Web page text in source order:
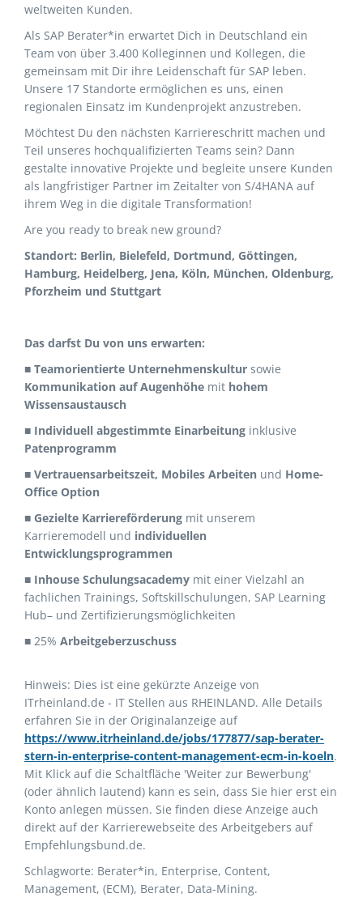
weltweiten Kunden.
Als SAP Berater*in erwartet Dich in Deutschland ein
Team von über 3.400 Kolleginnen und Kollegen, die
gemeinsam mit Dir ihre Leidenschaft für SAP leben.
Unsere 17 Standorte ermöglichen es uns, einen
regionalen Einsatz im Kundenprojekt anzustreben.
Möchtest Du den nächsten Karriereschritt machen und
Teil unseres hochqualifizierten Teams sein? Dann
gestalte innovative Projekte und begleite unsere Kunden
als langfristiger Partner im Zeitalter von S/4HANA auf
ihrem Weg in die digitale Transformation!
Are you ready to break new ground?
Standort: Berlin, Bielefeld, Dortmund, Göttingen,
Hamburg, Heidelberg, Jena, Köln, München, Oldenburg,
Pforzheim und Stuttgart
Das darfst Du von uns erwarten:
■ Teamorientierte Unternehmenskultur sowie
Kommunikation auf Augenhöhe mit hohem
Wissensaustausch
■ Individuell abgestimmte Einarbeitung inklusive
Patenprogramm
■ Vertrauensarbeitszeit, Mobiles Arbeiten und Home-
Office Option
■ Gezielte Karriereförderung mit unserem
Karrieremodell und individuellen
Entwicklungsprogrammen
■ Inhouse Schulungsacademy mit einer Vielzahl an
fachlichen Trainings, Softskillschulungen, SAP Learning
Hub– und Zertifizierungsmöglichkeiten
■ 25% Arbeitgeberzuschuss
Hinweis: Dies ist eine gekürzte Anzeige von
ITrheinland.de - IT Stellen aus RHEINLAND. Alle Details
erfahren Sie in der Originalanzeige auf
https://www.itrheinland.de/jobs/177877/sap-berater-
stern-in-enterprise-content-management-ecm-in-koeln.
Mit Klick auf die Schaltfläche 'Weiter zur Bewerbung'
(oder ähnlich lautend) kann es sein, dass Sie hier erst ein
Konto anlegen müssen. Sie finden diese Anzeige auch
direkt auf der Karrierewebseite des Arbeitgebers auf
Empfehlungsbund.de.
Schlagworte: Berater*in, Enterprise, Content,
Management, (ECM), Berater, Data-Mining.